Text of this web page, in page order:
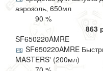
аэрозоль, 650мл
90 %
863
SF650220AMRE
SF650220AMRE
MASTERS' (200мл)